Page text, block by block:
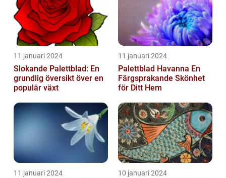
11 januari 2024
Slokande Palettblad: En
grundlig översikt över en
populär växt
11 januari 2024
Palettblad Havanna En
Färgsprakande Skönhet
för Ditt Hem
11 januari 2024 10 januari 2024